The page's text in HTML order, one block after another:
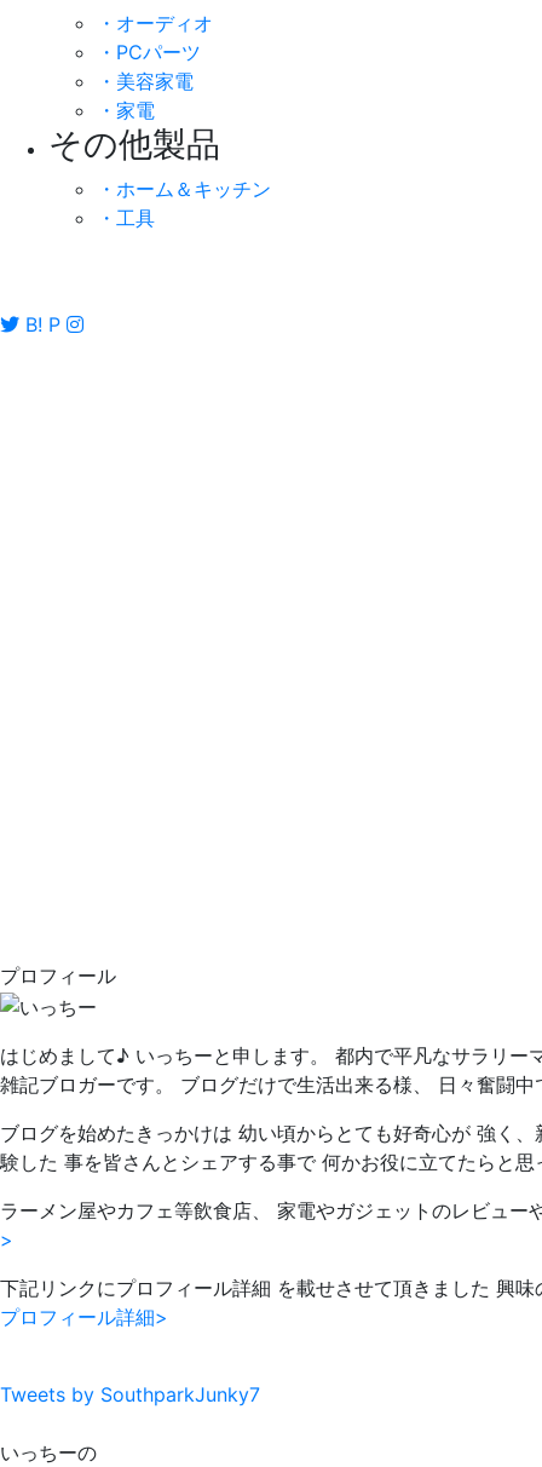
・オーディオ
・PCパーツ
・美容家電
・家電
その他製品
・ホーム＆キッチン
・工具
B! P
プロフィール
はじめまして♪ いっちーと申します。 都内で平凡なサラリ
雑記ブロガーです。 ブログだけで生活出来る様、 日々奮闘中
ブログを始めたきっかけは 幼い頃からとても好奇心が 強く
験した 事を皆さんとシェアする事で 何かお役に立てたらと
ラーメン屋やカフェ等飲食店、 家電やガジェットのレビュ
>
下記リンクにプロフィール詳細 を載せさせて頂きました 興
プロフィール詳細>
Tweets by SouthparkJunky7
いっちーの